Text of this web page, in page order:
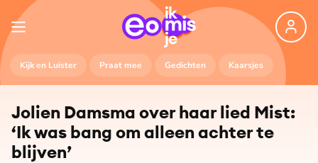
Kijk en Luister Praat mee Gedichten Kaarsjes
Jolien Damsma over haar lied Mist:
‘Ik was bang om alleen achter te
blijven’